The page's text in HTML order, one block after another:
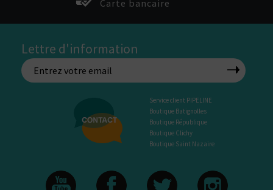
Carte bancaire
Lettre d'information
Service client PIPELINE
Boutique Batignolles
Boutique République
Boutique Clichy
Boutique Saint Nazaire